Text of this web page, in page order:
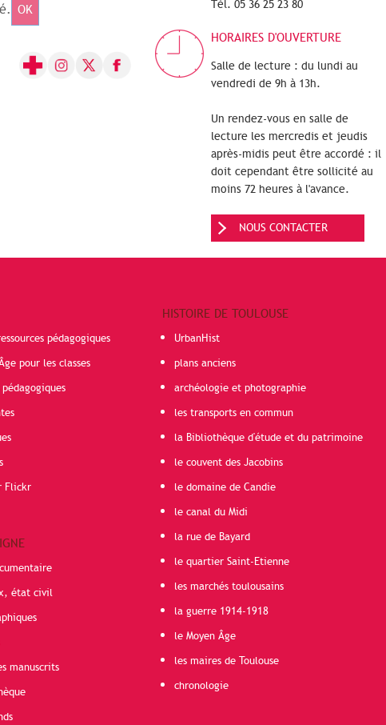
OK
Tél. 05 36 25 23 80
HORAIRES D'OUVERTURE
Salle de lecture : du lundi au
vendredi de 9h à 13h.
Un rendez-vous en salle de
lecture les mercredis et jeudis
après-midis peut être accordé : il
doit cependant être sollicité au
moins 72 heures à l'avance.
NOUS CONTACTER
pédagogiques
pour les classes
Flickr
état civil
manuscrits
HISTOIRE DE TOULOUSE
UrbanHist
plans anciens
archéologie et photographie
les transports en commun
la Bibliothèque d'étude et du patrimoine
le couvent des Jacobins
le domaine de Candie
le canal du Midi
la rue de Bayard
le quartier Saint-Etienne
les marchés toulousains
la guerre 1914-1918
le Moyen Âge
les maires de Toulouse
chronologie